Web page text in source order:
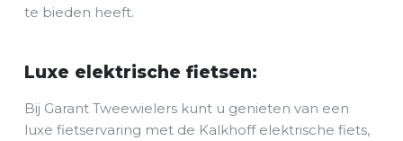
te bieden heeft.
Luxe elektrische fietsen:
Bij Garant Tweewielers kunt u genieten van een
luxe fietservaring met de Kalkhoff elektrische fiets,